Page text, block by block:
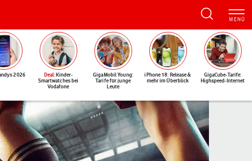
2026 Deal: Kinder-
Smartwatches bei
Vodafone
GigaMobil Young:
Tarife für junge
Leute
iPhone 18: Release &
mehr im Überblick
GigaCube-Tarife:
Highspeed-Internet